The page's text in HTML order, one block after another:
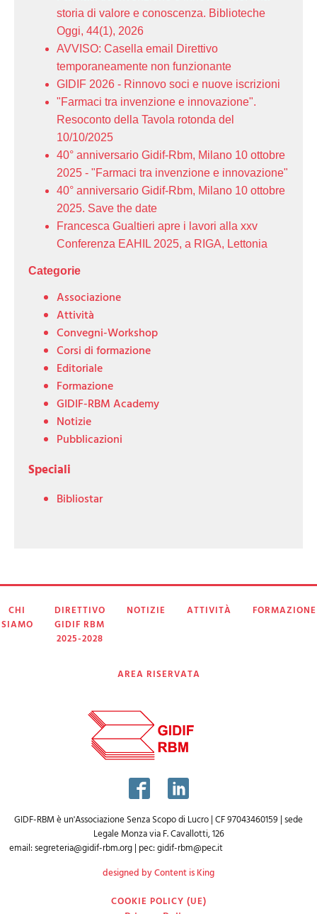
storia di valore e conoscenza. Biblioteche
Oggi, 44(1), 2026
AVVISO: Casella email Direttivo
temporaneamente non funzionante
GIDIF 2026 - Rinnovo soci e nuove iscrizioni
"Farmaci tra invenzione e innovazione".
Resoconto della Tavola rotonda del
10/10/2025
40° anniversario Gidif-Rbm, Milano 10 ottobre
2025 - "Farmaci tra invenzione e innovazione"
40° anniversario Gidif-Rbm, Milano 10 ottobre
2025. Save the date
Francesca Gualtieri apre i lavori alla xxv
Conferenza EAHIL 2025, a RIGA, Lettonia
Categorie
Associazione
Attività
Convegni-Workshop
Corsi di formazione
Editoriale
Formazione
GIDIF-RBM Academy
Notizie
Pubblicazioni
Speciali
Bibliostar
CHI
SIAMO
DIRETTIVO
GIDIF RBM
2025-2028
NOTIZIE ATTIVITÀ FORMAZIONE
AREA RISERVATA
GIDF-RBM è un'Associazione Senza Scopo di Lucro | CF 97043460159 | sede
Legale Monza via F. Cavallotti, 126
email:segreteria@gidif-rbm.org| pec:gidif-rbm@pec.it
designed by Content is King
COOKIE POLICY (UE)